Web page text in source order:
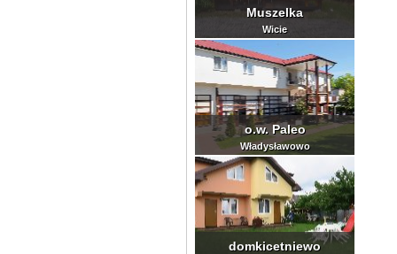
Muszelka
Wicie
o.w. Paleo
Władysławowo
domkicetniewo